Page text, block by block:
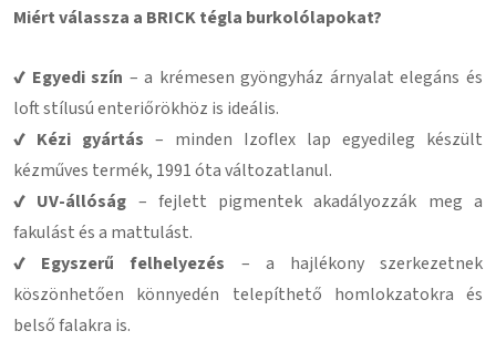
Miért válassza a BRICK tégla burkolólapokat?
✔ Egyedi szín – a krémesen gyöngyház árnyalat elegáns és
loft stílusú enteriőrökhöz is ideális.
✔ Kézi gyártás – minden Izoflex lap egyedileg készült
kézműves termék, 1991 óta változatlanul.
✔ UV-állóság – fejlett pigmentek akadályozzák meg a
fakulást és a mattulást.
✔ Egyszerű felhelyezés – a hajlékony szerkezetnek
köszönhetően könnyedén telepíthető homlokzatokra és
belső falakra is.